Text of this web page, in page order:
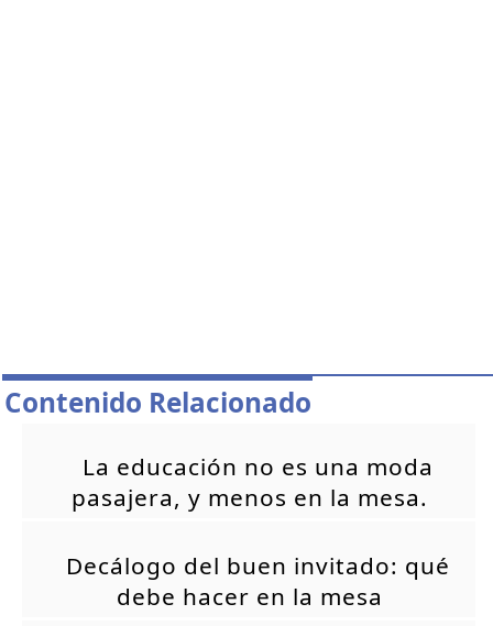
Contenido Relacionado
La educación no es una moda
pasajera, y menos en la mesa.
Decálogo del buen invitado: qué
debe hacer en la mesa